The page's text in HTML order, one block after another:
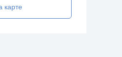
карте